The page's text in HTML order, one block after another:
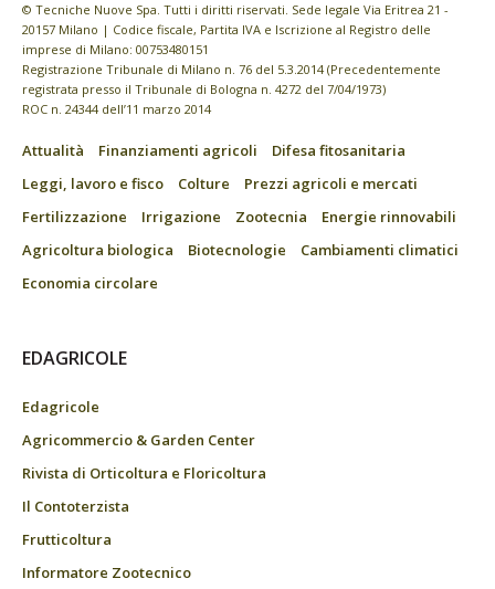
© Tecniche Nuove Spa. Tutti i diritti riservati. Sede legale Via Eritrea 21 -
20157 Milano | Codice fiscale, Partita IVA e Iscrizione al Registro delle
imprese di Milano: 00753480151
Registrazione Tribunale di Milano n. 76 del 5.3.2014 (Precedentemente
registrata presso il Tribunale di Bologna n. 4272 del 7/04/1973)
ROC n. 24344 dell’11 marzo 2014
Attualità Finanziamenti agricoli
Difesa fitosanitaria
Leggi, lavoro e fisco
Colture
Prezzi agricoli e mercati
Fertilizzazione
Irrigazione Zootecnia
Energie rinnovabili
Agricoltura biologica
Biotecnologie
Cambiamenti climatici
Economia circolare
EDAGRICOLE
Edagricole
Agricommercio & Garden Center
Rivista di Orticoltura e Floricoltura
Il Contoterzista
Frutticoltura
Informatore Zootecnico